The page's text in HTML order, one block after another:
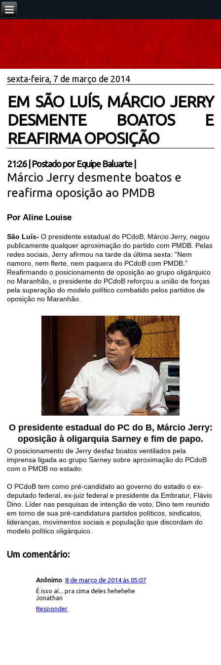
sexta-feira, 7 de março de 2014
EM SÃO LUÍS, MÁRCIO JERRY
DESMENTE BOATOS E
REAFIRMA OPOSIÇÃO
21:26| Postado por Equipe Baluarte
Márcio Jerry desmente boatos e
reafirma oposição ao PMDB
Por Aline Louise
São Luís-O presidente estadual do PCdoB, Márcio Jerry, negou
publicamente qualquer aproximação do partido com PMDB. Pelas
redes sociais, Jerry afirmou na tarde da última sexta: “Nem
namoro, nem flerte, nem paquera do PCdoB com PMDB.”
Reafirmando o posicionamento de oposição ao grupo oligárquico
no Maranhão, o presidente do PCdoB reforçou a união de forças
pela superação do modelo político combatido pelos partidos de
oposição no Maranhão.
O presidente estadual do PC do B, Márcio Jerry:
oposição à oligarquia Sarney e fim de papo.
O posicionamento de Jerry desfaz boatos ventilados pela
imprensa ligada ao grupo Sarney sobre aproximação do PCdoB
com o PMDB no estado.
O PCdoB tem como pré-candidato ao governo do estado o ex-
deputado federal, ex-juiz federal e presidente da Embratur, Flávio
Dino. Líder nas pesquisas de intenção de voto, Dino tem reunido
em torno de sua pré-candidatura partidos políticos, sindicatos,
lideranças, movimentos sociais e população que discordam do
modelo político oligárquico.
Um comentário:
Anônimo 8 de março de 2014 às 05:07
É isso aí... pra cima deles hehehehe
Jonathan
Responder